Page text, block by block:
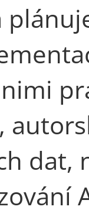
dat,